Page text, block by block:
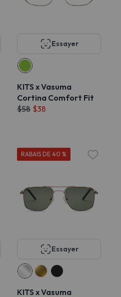
Essayer
KITS x Vasuma
Cortina Comfort Fit
$58 $38
RABAIS DE 40 %
Essayer
KITS x Vasuma